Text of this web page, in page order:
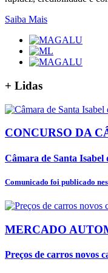
Saiba Mais
+ Lidas
CONCURSO DA
Câmara de Santa
Comunicado foi publicado
MERCADO
Preços de carros novos